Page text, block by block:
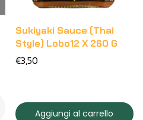
Sukiyaki Sauce (Thai
Style) Lobo12 X 260 G
€3,50
Aggiungi al carrello